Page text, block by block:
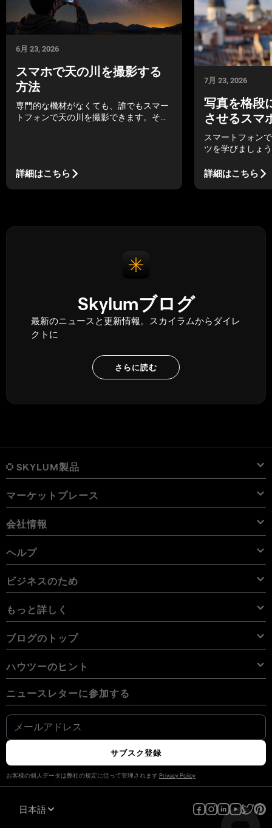
6月 23, 2026
スマホで天の川を撮影する
方法
専門的な機材がなくても、誰でもスマー
トフォンで天の川を撮影できます。その
詳細はこちら
7月 23, 2026
写真を格段
させるスマ
スマートフォン
ツを学びましょ
な仕上がりにす
詳細はこちら
Skylumブログ
最新のニュースと更新情報。スカイラムからダイレ
クトに
さらに読む
SKYLUM製品
Luminar Neo
価格
プロ ツール
使用例
代替ソフト
無料体験板
Luminar Neo User Guide
概要
iPad用 Luminar
iPhone用 Luminar
Vision Pro用 Luminar Neo
Luminar Mobile User Guide
概要
価格
Aperty User Guide
オンライン ツール
オンライン編集ソフト
カラー パレット
マーケットプレース
プリセット
Lightroom プリセット
Luminar Neo パック
Luminar Neo LUT
Aperty LUT
オーバーレイを使用して新しいものを簡単に追加
テクスチャー
スカイオブジェクト
その他のソフトウェア
X メンバーシップ
空
電子書籍
コース
会社情報
会社概要
キャリア
アンバサダー
アフィリエイトプログラム
利用規約
プライバシーポリシー
問い合わせ
ヘルプ
サポートへのお問い合わせ
User Guide
Cookieの選択を変更する
ビジネスのため
ビジネスのため
ボリューム ライセンス
リセラー プログラム
もっと詳しく
ブログ
ニュースルーム
私たちのコミュニティ
クリエイターのためのLuminar
Luminarマーケットプレイスで稼ぐ
ブログのトップ
Manual Mode in Photography
の最高の無料のPhotoshop代替品
Fix Blurry Pictures On iPhone
How Big Is 8x10 Photo Size
スタック ピクセル vs デッド ピクセル
写真家のための無料Photoshopプラグイン
ハウツーのヒント
デジタルカメラの写真を携帯電話に転送する方法
iPhoneで写真を反転する方法
How To Change Background Color On Instagram Story
How to Convert HEIC to JPG on iPhone
写真をポラロイド風に仕上げる方法
How to Combine Photos on iPhone
写真映えする方法
ニュースレターに参加する
サブスク登録
お客様の個人データは弊社の規定に従って管理されますPrivacy Policy
日本語